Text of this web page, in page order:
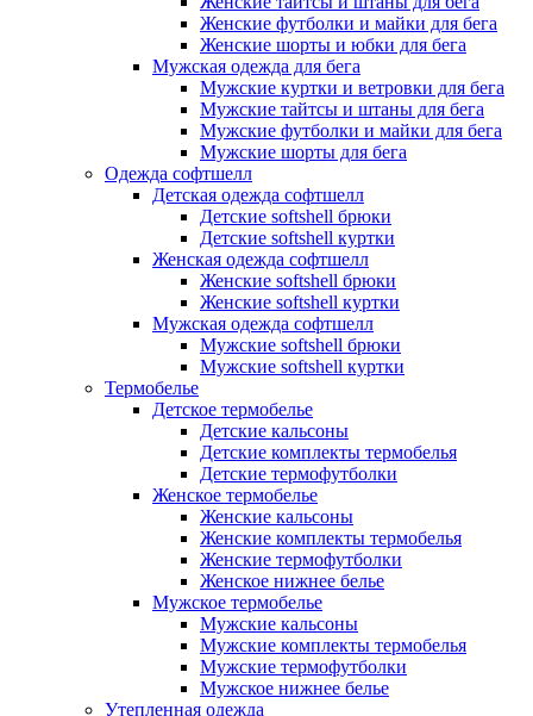
Женские футболки и майки для бега
Женские шорты и юбки для бега
Мужская одежда для бега
Мужские куртки и ветровки для бега
Мужские тайтсы и штаны для бега
Мужские футболки и майки для бега
Мужские шорты для бега
Одежда софтшелл
Детская одежда софтшелл
Детские softshell брюки
Детские softshell куртки
Женская одежда софтшелл
Женские softshell брюки
Женские softshell куртки
Мужская одежда софтшелл
Мужские softshell брюки
Мужские softshell куртки
Термобелье
Детское термобелье
Детские кальсоны
Детские комплекты термобелья
Детские термофутболки
Женское термобелье
Женские кальсоны
Женские комплекты термобелья
Женские термофутболки
Женское нижнее белье
Мужское термобелье
Мужские кальсоны
Мужские комплекты термобелья
Мужские термофутболки
Мужское нижнее белье
Утепленная одежда